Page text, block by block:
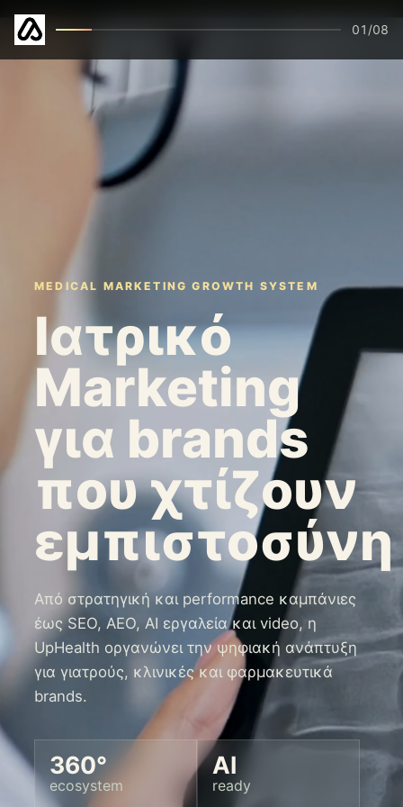
01 /08
MEDICAL MARKETING GROWTH SYSTEM
Ιατρικό
Marketing
για brands
που χτίζουν
εμπιστοσύνη
Από στρατηγική και performance καμπάνιες
έως SEO, AEO, AI εργαλεία και video, η
UpHealth οργανώνει την ψηφιακή ανάπτυξη
για γιατρούς, κλινικές και φαρμακευτικά
brands.
360°
ecosystem
AI
ready